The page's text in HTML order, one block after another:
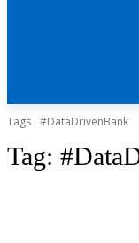
Tags #DataDrivenBank
Tag: